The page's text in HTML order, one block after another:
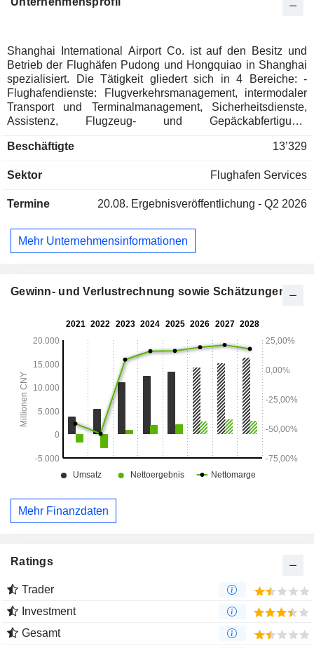
Shanghai International Airport Co. ist auf den Besitz und
Betrieb der Flughäfen Pudong und Hongquiao in Shanghai
spezialisiert. Die Tätigkeit gliedert sich in 4 Bereiche: -
Flughafendienste: Flugverkehrsmanagement, intermodaler
Transport und Terminalmanagement, Sicherheitsdienste,
Assistenz, Flugzeug- und Gepäckabfertigung,
und Dienstleistungsbereichen: Geschäfte, Restaurants,
Hotels, Hangars, Büros, Logistikgebäude, Lounges, etc; -
Beschäftigte 13’329
Sektor Flughafen Services
Termine 20.08. Ergebnisveröffentlichung - Q2 2026
Mehr Unternehmensinformationen
Gewinn- und Verlustrechnung sowie Schätzungen
Mehr Finanzdaten
Ratings
Trader
Investment
Gesamt